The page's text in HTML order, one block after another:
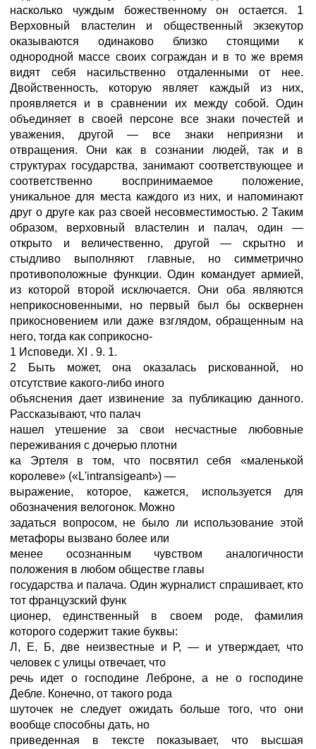
насколько чуждым божественному он остается. 1
Верховный властелин и общественный экзекутор
оказываются одинаково близко стоящими к
однородной массе своих сограждан и в то же время
видят себя насильственно отдаленными от нее.
Двойственность, которую являет каждый из них,
проявляется и в сравнении их между собой. Один
объединяет в своей персоне все знаки почестей и
уважения, другой — все знаки неприязни и
отвращения. Они как в сознании людей, так и в
структурах государства, занимают соответствующее и
соответственно воспринимаемое положение,
уникальное для места каждого из них, и напоминают
друг о друге как раз своей несовместимостью. 2 Таким
образом, верховный властелин и палач, один —
открыто и величественно, другой — скрытно и
стыдливо выполняют главные, но симметрично
противоположные функции. Один командует армией,
из которой второй исключается. Они оба являются
неприкосновенными, но первый был бы осквернен
прикосновением или даже взглядом, обращенным на
него, тогда как соприкосно-
1 Исповеди. XI . 9. 1.
2 Быть может, она оказалась рискованной, но
отсутствие какого-либо иного
объяснения дает извинение за публикацию данного.
Рассказывают, что палач
нашел утешение за свои несчастные любовные
переживания с дочерью плотни
ка Эртеля в том, что посвятил себя «маленькой
королеве» («L'intransigeant») —
выражение, которое, кажется, используется для
обозначения велогонок. Можно
задаться вопросом, не было ли использование этой
метафоры вызвано более или
менее осознанным чувством аналогичности
положения в любом обществе главы
государства и палача. Один журналист спрашивает, кто
тот французский функ
ционер, единственный в своем роде, фамилия
которого содержит такие буквы:
Л, Е, Б, две неизвестные и Р, — и утверждает, что
человек с улицы отвечает, что
речь идет о господине Леброне, а не о господине
Дебле. Конечно, от такого рода
шуточек не следует ожидать больше того, что они
вообще способны дать, но
приведенная в тексте показывает, что высшая